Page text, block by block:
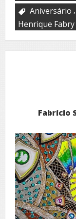
Aniversário ,
Henrique Fabry
Fabrício